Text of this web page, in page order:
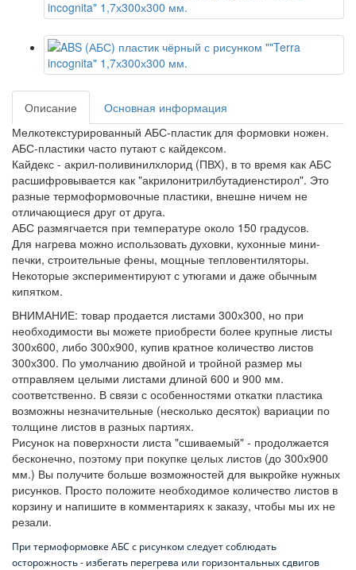
Описание
Основная информация
Мелкотекстурированный АБС-пластик для формовки ножен.
АБС-пластики часто путают с кайдексом.
Кайдекс - акрил-поливинилхлорид (ПВХ), в то время как АБС
расшифровывается как "акрилонитрилбутадиенстирол". Это
разные термоформовочные пластики, внешне ничем не
отличающиеся друг от друга.
АБС размягчается при температуре около 150 градусов.
Для нагрева можно использовать духовки, кухонные мини-
печки, строительные фены, мощные тепловентиляторы.
Некоторые экспериментируют с утюгами и даже обычным
кипятком.
ВНИМАНИЕ: товар продается листами 300х300, но при
необходимости вы можете приобрести более крупные листы
300х600, либо 300х900, купив кратное количество листов
300х300. По умолчанию двойной и тройной размер мы
отправляем целыми листами длиной 600 и 900 мм.
соответственно. В связи с особенностями откатки пластика
возможны незначительные (несколько десяток) вариации по
толщине листов в разных партиях.
Рисунок на поверхности листа "сшиваемый" - продолжается
бесконечно, поэтому при покупке целых листов (до 300х900
мм.) Вы получите больше возможностей для выкройке нужных
рисунков. Просто положите необходимое количество листов в
корзину и напишите в комментариях к заказу, чтобы мы их не
резали.
При термоформовке АБС с рисунком следует соблюдать
осторожность - избегать перегрева или горизонтальных сдвигов